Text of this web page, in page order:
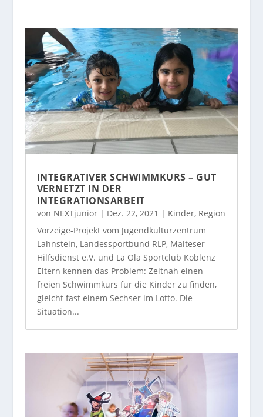
INTEGRATIVER SCHWIMMKURS – GUT
VERNETZT IN DER
INTEGRATIONSARBEIT
von NEXTjunior| Dez. 22, 2021 | Kinder, Region
Vorzeige-Projekt vom Jugendkulturzentrum
Lahnstein, Landessportbund RLP, Malteser
Hilfsdienst e.V. und La Ola Sportclub Koblenz
Eltern kennen das Problem: Zeitnah einen
freien Schwimmkurs für die Kinder zu finden,
gleicht fast einem Sechser im Lotto. Die
Situation...